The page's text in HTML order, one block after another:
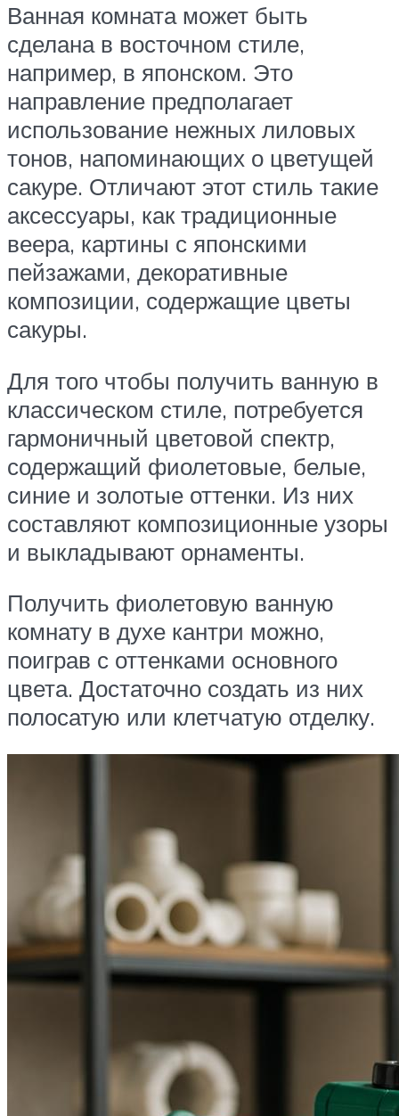
Ванная комната может быть
сделана в восточном стиле,
например, в японском. Это
направление предполагает
использование нежных лиловых
тонов, напоминающих о цветущей
сакуре. Отличают этот стиль такие
аксессуары, как традиционные
веера, картины с японскими
пейзажами, декоративные
композиции, содержащие цветы
сакуры.
Для того чтобы получить ванную в
классическом стиле, потребуется
гармоничный цветовой спектр,
содержащий фиолетовые, белые,
синие и золотые оттенки. Из них
составляют композиционные узоры
и выкладывают орнаменты.
Получить фиолетовую ванную
комнату в духе кантри можно,
поиграв с оттенками основного
цвета. Достаточно создать из них
полосатую или клетчатую отделку.